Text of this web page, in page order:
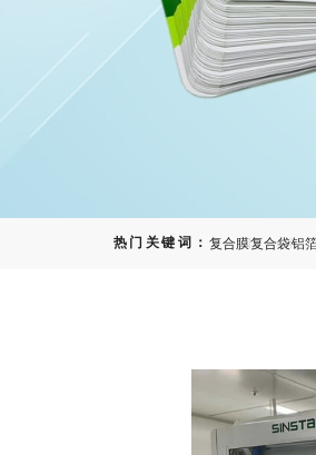
热门关键词：复合膜复合袋铝